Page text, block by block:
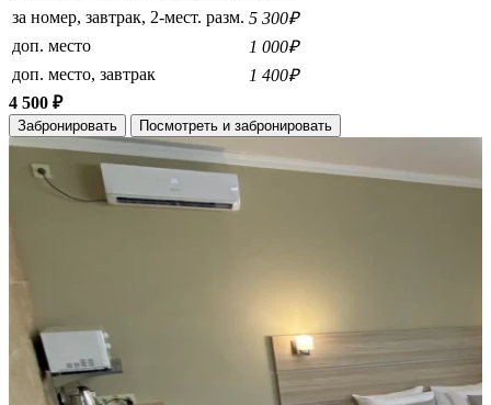
за номер, завтрак, 2-мест. разм. 5 300₽
доп. место
1 000₽
доп. место, завтрак
1 400₽
4 500 ₽
Забронировать Посмотреть и забронировать